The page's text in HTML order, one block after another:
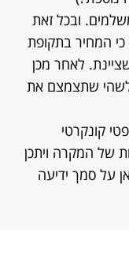
ובכל זאת
המחיר בתקופת
לאחר מכן
שתצמצם את
קונקרטי
של המקרה ויתכן
על סמך ידיעה